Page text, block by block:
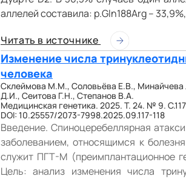
аллелей составила: p.Gln188Arg –
Читать в источнике
Изменение числа
человека
Склеймова М.М., Соловьёва Е.В.,
Д.И., Сеитова Г.Н., Степанов В.А.
Медицинская генетика. 2025. Т. 24. № 9.
DOI: 10.25557/2073-7998.2025.09.117-118
Введение. Спиноцеребеллярная
заболеванием, относящимся к
служит ПГТ-М (преимплантационное
Цель: анализ изменения числа